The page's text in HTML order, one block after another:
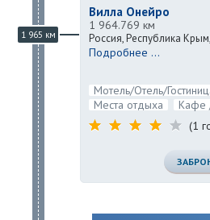
1 965 км
Вилла Онейро
1 964.769 км
Россия, Республика
Подробнее ...
Мотель/Отель/
Места отдыха
Кафе
(1